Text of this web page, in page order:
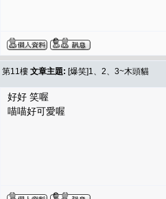
第11樓 文章主題: [爆笑]1、2、3~木頭貓
好好 笑喔
喵喵好可愛喔